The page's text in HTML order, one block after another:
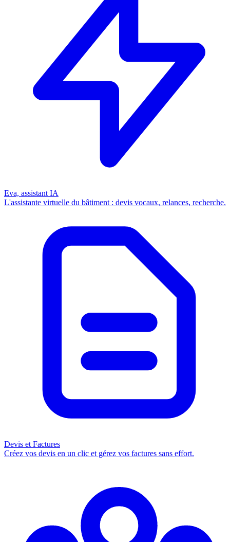
Eva, assistant IA
L'assistante virtuelle du bâtiment : devis vocaux, relances, recherche.
Devis et Factures
Créez vos devis en un clic et gérez vos factures sans effort.